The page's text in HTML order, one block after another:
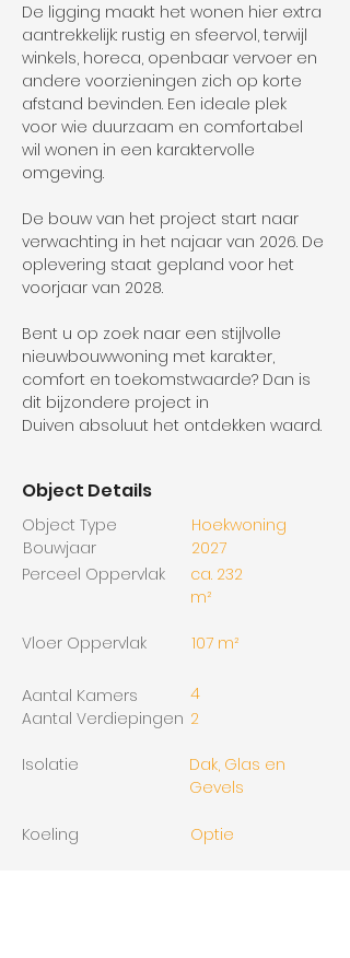
De ligging maakt het wonen hier extra
aantrekkelijk: rustig en sfeervol, terwijl
winkels, horeca, openbaar vervoer en
andere voorzieningen zich op korte
afstand bevinden. Een ideale plek
voor wie duurzaam en comfortabel
wil wonen in een karaktervolle
omgeving.
De bouw van het project start naar
verwachting in het najaar van 2026. De
oplevering staat gepland voor het
voorjaar van 2028.
Bent u op zoek naar een stijlvolle
nieuwbouwwoning met karakter,
comfort en toekomstwaarde? Dan is
dit bijzondere project in
Duiven absoluut het ontdekken waard.
Object Details
Object Type
Bouwjaar
Perceel Oppervlak
Vloer Oppervlak
Hoekwoning
2027
ca. 232
m²
107 m²
Aantal Kamers
4
Aantal Verdiepingen 2
Isolatie
Dak, Glas en
Gevels
Koeling Optie